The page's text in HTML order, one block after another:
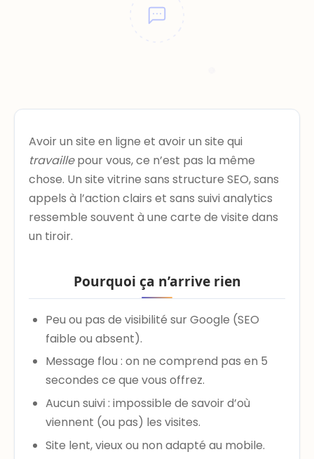
Avoir un site en ligne et avoir un site qui
travaillepour vous, ce n’est pas la même
chose. Un site vitrine sans structure SEO, sans
appels à l’action clairs et sans suivi analytics
ressemble souvent à une carte de visite dans
un tiroir.
Pourquoi ça n’arrive rien
Peu ou pas de visibilité sur Google (SEO
faible ou absent).
Message flou : on ne comprend pas en 5
secondes ce que vous offrez.
Aucun suivi : impossible de savoir d’où
viennent (ou pas) les visites.
Site lent, vieux ou non adapté au mobile.